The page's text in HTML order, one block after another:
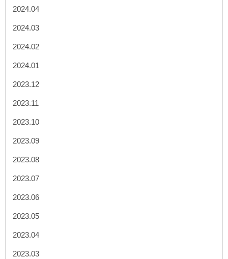
2024.04
2024.03
2024.02
2024.01
2023.12
2023.11
2023.10
2023.09
2023.08
2023.07
2023.06
2023.05
2023.04
2023.03